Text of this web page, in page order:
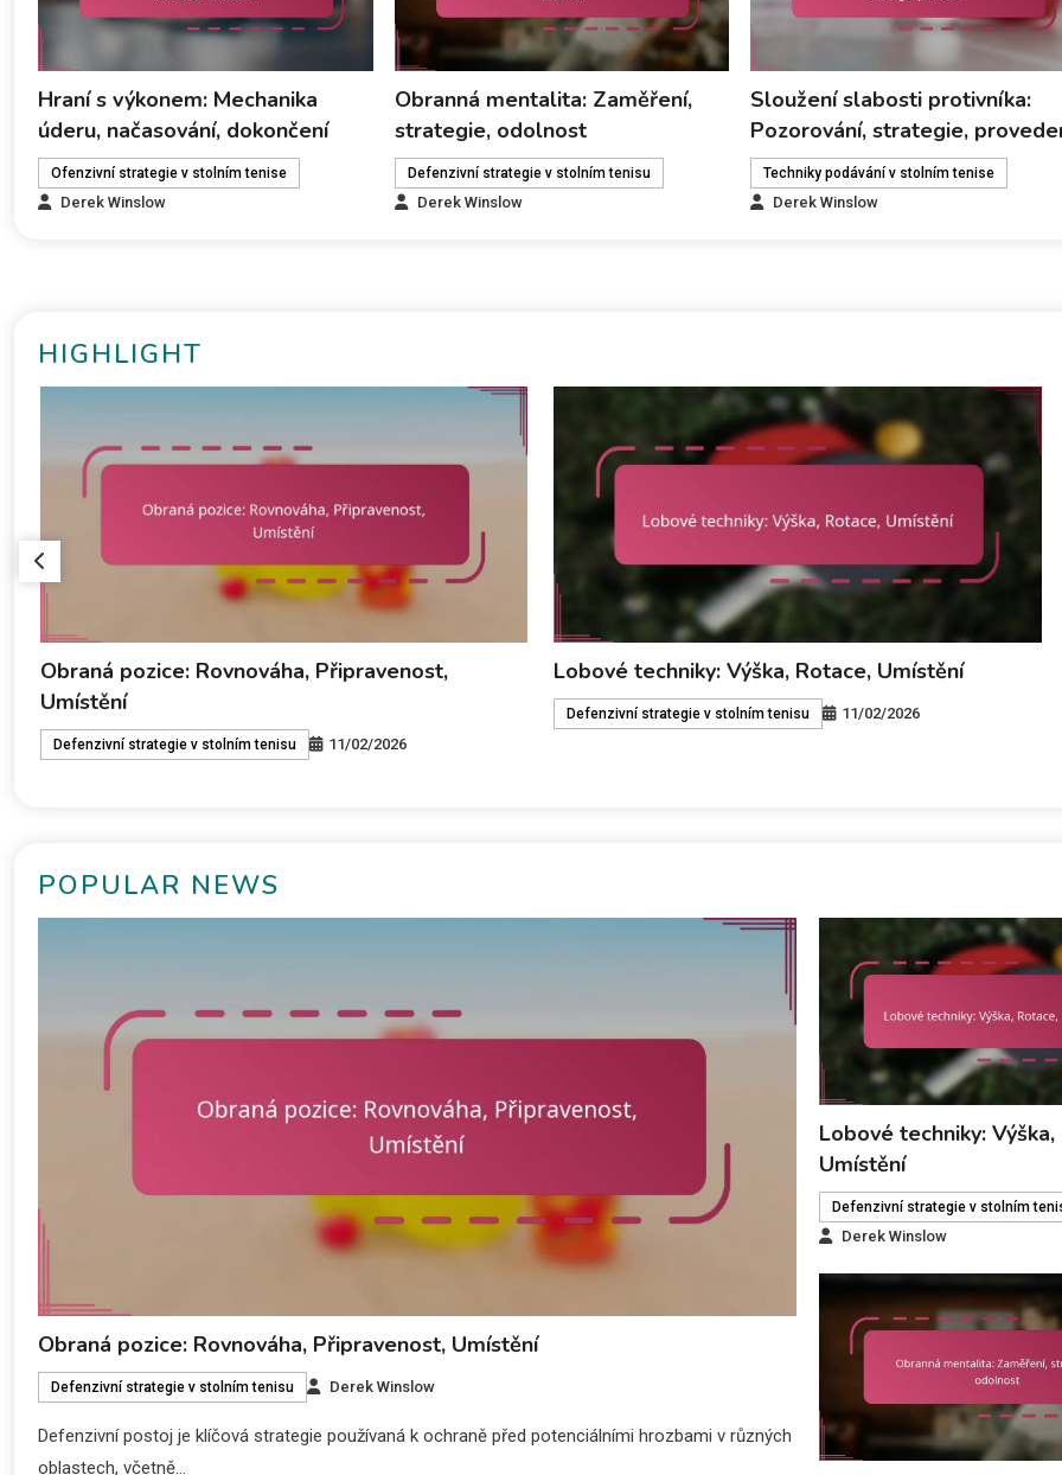
Hraní s výkonem: Mechanika
úderu, načasování, dokončení
Ofenzivní strategie v stolním tenise
Derek Winslow
Obranná mentalita: Zaměření,
strategie, odolnost
Defenzivní strategie v stolním tenisu
Derek Winslow
Sloužení slabosti protivníka:
Pozorování, strategie,
Techniky podávání v stolním tenise
Derek Winslow
HIGHLIGHT
Lobové techniky: Výška, Rotace, Umístění
Defenzivní strategie v stolním tenisu
Hraní s výkonem: Mechanika úderu, načasování,
dokončení
POPULAR NEWS
Obraná pozice: Rovnováha, Připravenost, Umístění
Defenzivní strategie v stolním tenisu Derek Winslow
Defenzivní postoj je klíčová strategie používaná k ochraně před potenciálními hrozbami v různých
oblastech, včetně…
Lobové techniky:
Umístění
Defenzivní strategie v stolním
Derek Winslow